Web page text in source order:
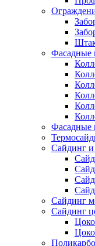
Фасадные
Фасадные
Сайдинг
Сайдинг
Сайдинг